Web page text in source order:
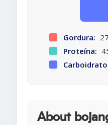
Gordura:
Proteína:
About